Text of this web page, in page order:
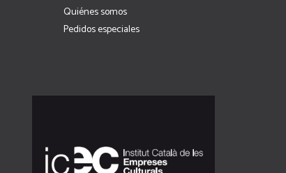
Quiénes somos
Pedidos especiales